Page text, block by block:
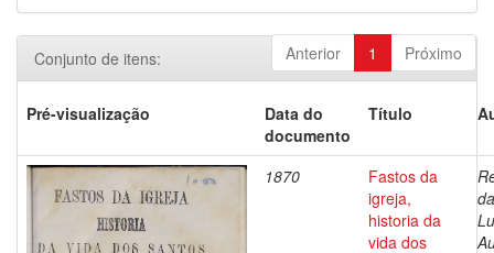
Anterior 1 Próximo
Conjunto de itens:
Pré-visualização
Data do
documento
Título
1870
Fastos da
igreja,
historia da
vida dos